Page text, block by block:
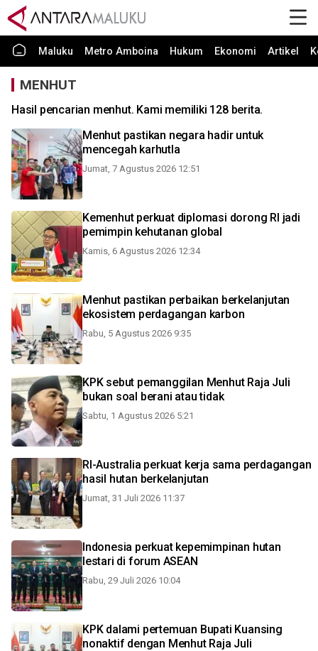
Maluku Metro Amboina Hukum Ekonomi Artikel
MENHUT
Hasil pencarian menhut. Kami memiliki 128 berita.
Menhut pastikan negara hadir untuk
mencegah karhutla
Jumat, 7 Agustus 2026 12:51
Kemenhut perkuat diplomasi dorong RI jadi
pemimpin kehutanan global
Kamis, 6 Agustus 2026 12:34
Menhut pastikan perbaikan berkelanjutan
ekosistem perdagangan karbon
Rabu, 5 Agustus 2026 9:35
KPK sebut pemanggilan Menhut Raja Juli
bukan soal berani atau tidak
Sabtu, 1 Agustus 2026 5:21
RI-Australia perkuat kerja sama perdagangan
hasil hutan berkelanjutan
Jumat, 31 Juli 2026 11:37
Indonesia perkuat kepemimpinan hutan
lestari di forum ASEAN
Rabu, 29 Juli 2026 10:04
KPK dalami pertemuan Bupati Kuansing
nonaktif dengan Menhut Raja Juli